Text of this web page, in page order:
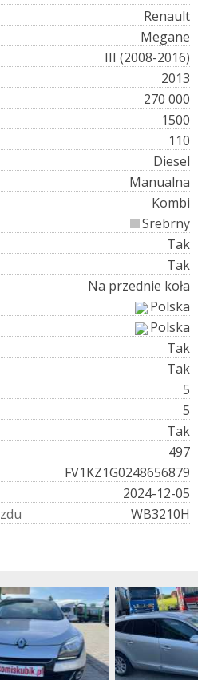
Renault
Megane
III (2008-2016)
2013
270 000
1500
110
Diesel
Manualna
Kombi
Srebrny
Tak
Tak
Na przednie koła
Polska
Polska
Tak
Tak
5
5
Tak
497
FV1KZ1G0248656879
2024-12-05
zdu WB3210H